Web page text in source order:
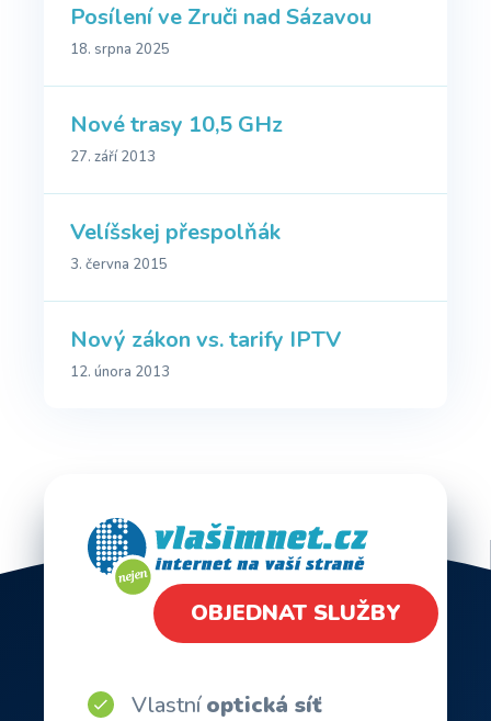
Posílení ve Zruči nad Sázavou
18. srpna 2025
Nové trasy 10,5 GHz
27. září 2013
Velíšskej přespolňák
3. června 2015
Nový zákon vs. tarify IPTV
12. února 2013
OBJEDNAT SLUŽBY
Vlastníoptická síť